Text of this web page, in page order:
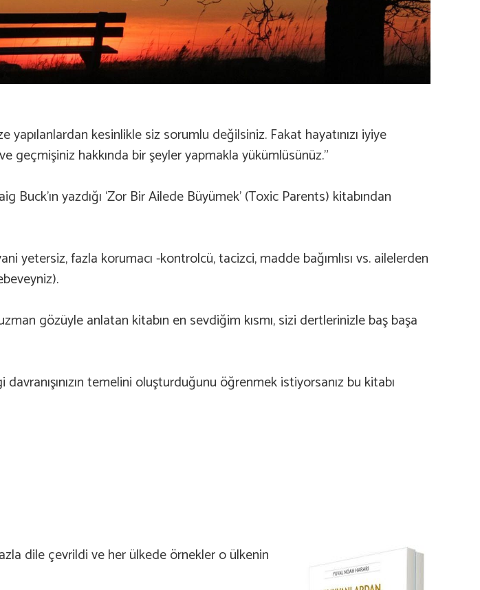
yapılanlardan kesinlikle siz sorumlu değilsiniz. Fakat hayatınızı iyiye
geçmişiniz hakkında bir şeyler yapmakla yükümlüsünüz.”
Buck’ın yazdığı ‘Zor Bir Ailede Büyümek’ (Toxic Parents) kitabından
yetersiz, fazla korumacı -kontrolcü, tacizci, madde bağımlısı vs. ailelerden
gözüyle anlatan kitabın en sevdiğim kısmı, sizi dertlerinizle baş başa
temelini oluşturduğunu öğrenmek istiyorsanız bu kitabı
dile çevrildi ve her ülkede örnekler o ülkenin